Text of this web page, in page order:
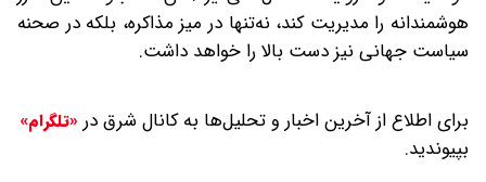
هوشمندانه را مدیریت کند، نه‌تنها در میز مذاکره، بلکه در صحنه
سیاست جهانی نیز دست بالا را خواهد داشت.
برای اطلاع از آخرین اخبار و تحلیل‌ها به کانال شرق در «تلگرام»
بپیوندید.